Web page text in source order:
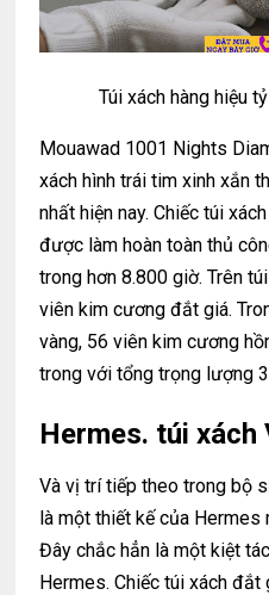
Túi xách hàng hiệu
Mouawad 1001 Nights
xách hình trái tim xinh xắn
nhất hiện nay. Chiếc túi
được làm hoàn toàn thủ
trong hơn 8.800 giờ. Trên
viên kim cương đắt giá.
vàng, 56 viên kim cương
trong với tổng trọng lượng
Hermes. túi xách
Và vị trí tiếp theo trong bộ
là một thiết kế của Hermes
Đây chắc hẳn là một kiệt
Hermes. Chiếc túi xách